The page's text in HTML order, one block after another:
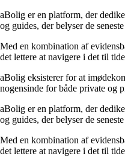
aBolig er en platform, der
og guides, der belyser de
Med en kombination af
det lettere at navigere i det til
aBolig eksisterer for at
nogensinde for både private og
aBolig er en platform, der
og guides, der belyser de
Med en kombination af
det lettere at navigere i det til